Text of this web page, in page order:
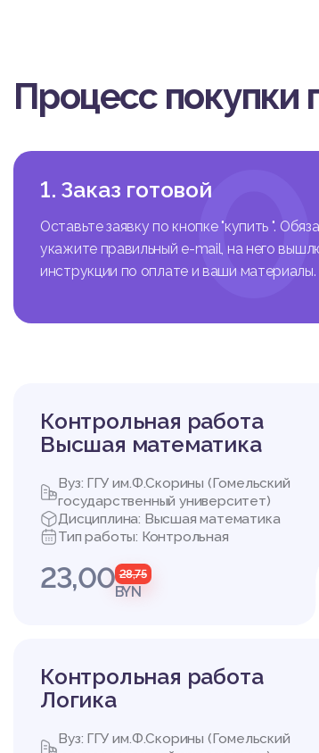
Процесс покупки
1. Заказ готовой
Оставьте заявку по кнопке "купить ".
укажите правильный e-mail, на него
инструкции по оплате и ваши материалы.
Контрольная работа
Высшая математика
Вуз: ГГУ им.Ф.Скорины (Гомельский
государственный университет)
Дисциплина: Высшая математика
Тип работы: Контрольная
23,00 28,75
BYN
Контрольная работа
Логика
Вуз: ГГУ им.Ф.Скорины (Гомельский